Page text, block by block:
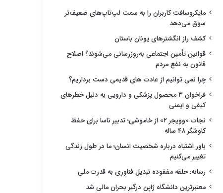
مایکروسافت کاربران را به سمت لپ‌تاپ‌های ضعیف‌تر
سوق می‌دهد
کشف راز انگشترهای یونان باستان
قوانین تأمین اجتماعی به‌روزرسانی می‌شوند؟ اصلاح
قانون به نفع مردم
چرا نمی توانیم از عادت های قدیمی دست برداریم؟
فراخوان ۳ محصول پزشکی و دارویی به دلیل خطرهای
کیفی و ایمنی
نجات «وویجر ۲» از خاموشی؛ تدبیر ناسا برای حفظ
کاوشگر ۴۸ ساله
باور اشتباه درباره شخصیت انسان؛ ما در طول زندگی
تغییر می‌کنیم
رسانه؛ حلقه مفقوده تبدیل فناوری به قدرت ملی
معتبرترین دانشگاه ژاپن درگیر بحران مالی شد